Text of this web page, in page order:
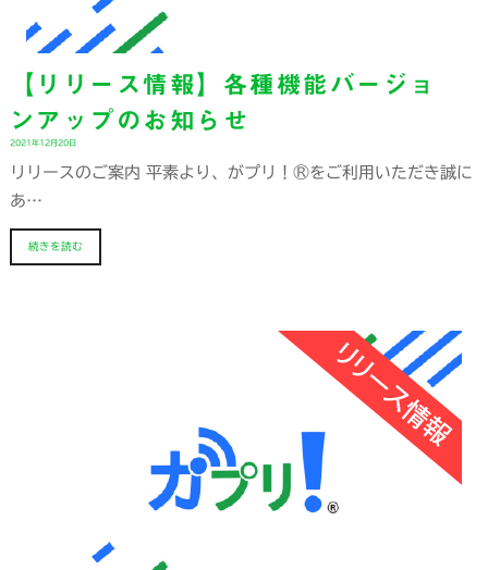
【リリース情報】各種機能バージョ
ンアップのお知らせ
2021年12月20日
リリースのご案内 平素より、がプリ！®をご利用いただき誠に
あ…
続きを読む